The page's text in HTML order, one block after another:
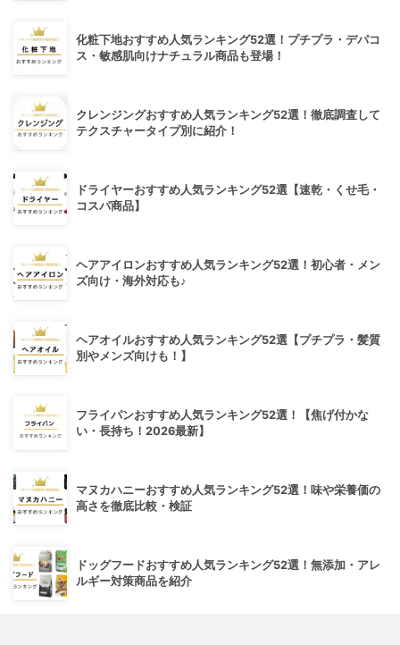
化粧下地おすすめ人気ランキング52選！プチプラ・デパコ
ス・敏感肌向けナチュラル商品も登場！
クレンジングおすすめ人気ランキング52選！徹底調査して
テクスチャータイプ別に紹介！
ドライヤーおすすめ人気ランキング52選【速乾・くせ毛・
コスパ商品】
ヘアアイロンおすすめ人気ランキング52選！初心者・メン
ズ向け・海外対応も♪
ヘアオイルおすすめ人気ランキング52選【プチプラ・髪質
別やメンズ向けも！】
フライパンおすすめ人気ランキング52選！【焦げ付かな
い・長持ち！2026最新】
マヌカハニーおすすめ人気ランキング52選！味や栄養価の
高さを徹底比較・検証
ドッグフードおすすめ人気ランキング52選！無添加・アレ
ルギー対策商品を紹介